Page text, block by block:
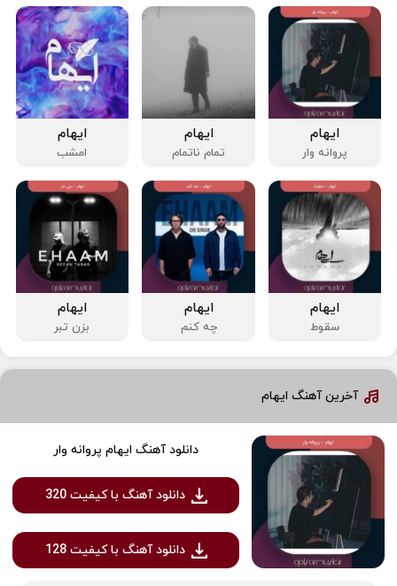
ایهام
پروانه وار
ایهام
تمام ناتمام
ایهام
امشب
ایهام
سقوط
ایهام
چه کنم
ایهام
بزن تبر
آخرین آهنگ ایهام
دانلود آهنگ ایهام پروانه وار
دانلود آهنگ با کیفیت 320
دانلود آهنگ با کیفیت 128